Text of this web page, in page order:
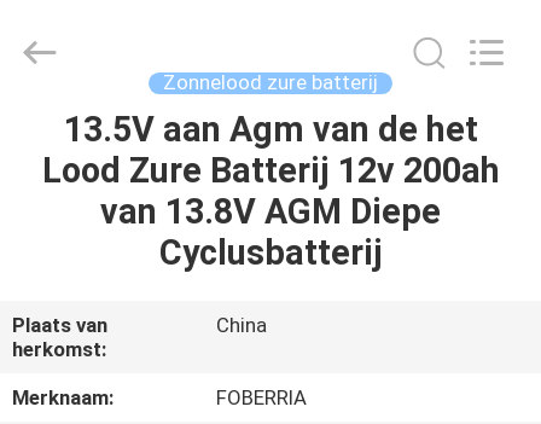
HUIS
PRODUCTEN
ONGEVEER
ONS
CO.,LTD..
Zonnelood zure batterij
13.5V aan Agm van de het
Lood Zure Batterij 12v 200ah
van 13.8V AGM Diepe
Cyclusbatterij
Plaats van
herkomst:
China
Merknaam:
FOBERRIA